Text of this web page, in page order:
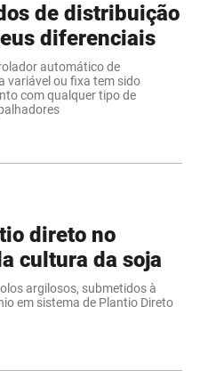
de distribuição
diferenciais
automático de
variável ou fixa tem sido
com qualquer tipo de
direto no
cultura da soja
argilosos, submetidos à
em sistema de Plantio Direto